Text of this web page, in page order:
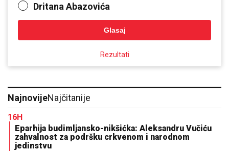
Dritana Abazovića
Glasaj
Rezultati
NajnovijeNajčitanije
16H
Eparhija budimljansko-nikšićka: Aleksandru Vučiću
zahvalnost za podršku crkvenom i narodnom
jedinstvu